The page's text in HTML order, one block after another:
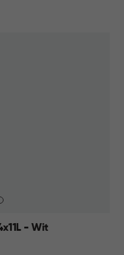
- Wit